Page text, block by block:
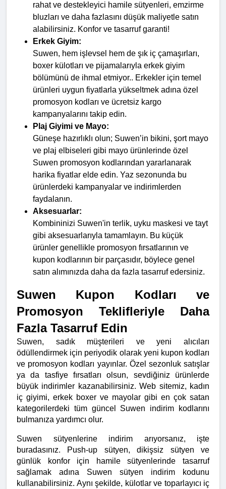
rahat ve destekleyici hamile sütyenleri, emzirme
bluzları ve daha fazlasını düşük maliyetle satın
alabilirsiniz. Konfor ve tasarruf garanti!
Erkek Giyim:
Suwen, hem işlevsel hem de şık iç çamaşırları,
boxer külotları ve pijamalarıyla erkek giyim
bölümünü de ihmal etmiyor.. Erkekler için temel
ürünleri uygun fiyatlarla yükseltmek adına özel
promosyon kodları ve ücretsiz kargo
kampanyalarını takip edin.
Plaj Giyimi ve Mayo:
Güneşe hazırlıklı olun; Suwen’in bikini, şort mayo
ve plaj elbiseleri gibi mayo ürünlerinde özel
Suwen promosyon kodlarından yararlanarak
harika fiyatlar elde edin. Yaz sezonunda bu
ürünlerdeki kampanyalar ve indirimlerden
faydalanın.
Aksesuarlar:
Kombininizi Suwen'in terlik, uyku maskesi ve tayt
gibi aksesuarlarıyla tamamlayın. Bu küçük
ürünler genellikle promosyon fırsatlarının ve
kupon kodlarının bir parçasıdır, böylece genel
satın alımınızda daha da fazla tasarruf edersiniz.
Suwen Kupon Kodları ve
Promosyon Teklifleriyle Daha
Fazla Tasarruf Edin
Suwen, sadık müşterileri ve yeni alıcıları
ödüllendirmek için periyodik olarak yeni kupon kodları
ve promosyon kodları yayınlar. Özel sezonluk satışlar
ya da tasfiye fırsatları olsun, sevdiğiniz ürünlerde
büyük indirimler kazanabilirsiniz. Web sitemiz, kadın
iç giyimi, erkek boxer ve mayolar gibi en çok satan
kategorilerdeki tüm güncel Suwen indirim kodlarını
bulmanıza yardımcı olur.
Suwen sütyenlerine indirim arıyorsanız, işte
buradasınız. Push-up sütyen, dikişsiz sütyen ve
günlük konfor için hamile sütyenlerinde tasarruf
sağlamak adına Suwen sütyen indirim kodunu
kullanabilirsiniz. Aynı şekilde, külotlar ve toparlayıcı iç